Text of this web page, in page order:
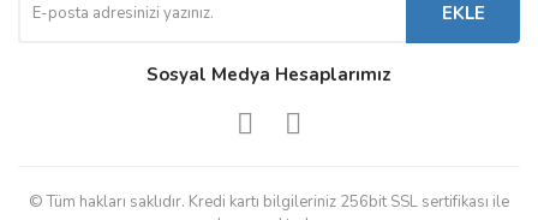
EKLE
Sosyal Medya Hesaplarımız
© Tüm hakları saklıdır. Kredi kartı bilgileriniz 256bit SSL sertifikası ile